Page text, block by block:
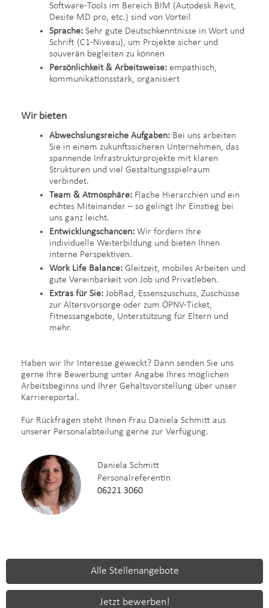
Alle Stellenangebote
Jetzt bewerben!
Software-Tools im Bereich BIM (Autodesk Revit,
Desite MD pro, etc.) sind von Vorteil
Sprache: Sehr gute Deutschkenntnisse in Wort und
Schrift (C1-Niveau), um Projekte sicher und
souverän begleiten zu können
Persönlichkeit & Arbeitsweise: empathisch,
kommunikationsstark, organisiert
Wir bieten
Abwechslungsreiche Aufgaben: Bei uns arbeiten
Sie in einem zukunftssicheren Unternehmen, das
spannende Infrastrukturprojekte mit klaren
Strukturen und viel Gestaltungsspielraum
verbindet.
Team & Atmosphäre: Flache Hierarchien und ein
echtes Miteinander – so gelingt Ihr Einstieg bei
uns ganz leicht.
Entwicklungschancen: Wir fördern Ihre
individuelle Weiterbildung und bieten Ihnen
interne Perspektiven.
Work Life Balance: Gleitzeit, mobiles Arbeiten und
gute Vereinbarkeit von Job und Privatleben.
Extras für Sie: JobRad, Essenszuschuss, Zuschüsse
zur Altersvorsorge oder zum ÖPNV-Ticket,
Fitnessangebote, Unterstützung für Eltern und
mehr.
Haben wir Ihr Interesse geweckt? Dann senden Sie uns
gerne Ihre Bewerbung unter Angabe Ihres möglichen
Arbeitsbeginns und Ihrer Gehaltsvorstellung über unser
Karriereportal.
Für Rückfragen steht Ihnen Frau Daniela Schmitt aus
unserer Personalabteilung gerne zur Verfügung.
Daniela Schmitt
Personalreferentin
06221 3060